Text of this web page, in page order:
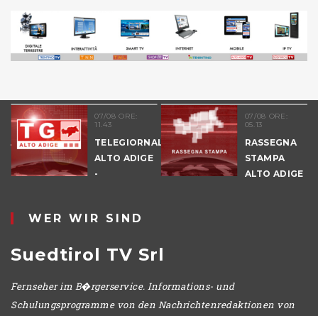
07/08 ORE:
11.43
TELEGIORNALE
ALTO ADIGE
-
07/08 ORE:
05.13
RASSEGNA
STAMPA
ALTO ADIGE
WER WIR SIND
Suedtirol TV Srl
Fernseher im B�rgerservice. Informations- und
Schulungsprogramme von den Nachrichtenredaktionen von